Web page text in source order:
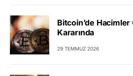
Bitcoin’de
Kararında
29 TEMMUZ 2026